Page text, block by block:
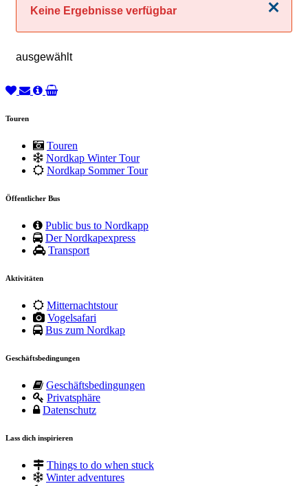
Schließen
Keine Ergebnisse verfügbar
ausgewählt
Touren
Touren
Nordkap Winter Tour
Nordkap Sommer Tour
Öffentlicher Bus
Public bus to Nordkapp
Der Nordkapexpress
Transport
Aktivitäten
Mitternachtstour
Vogelsafari
Bus zum Nordkap
Geschäftsbedingungen
Geschäftsbedingungen
Privatsphäre
Datenschutz
Lass dich inspirieren
Things to do when stuck
Winter adventures